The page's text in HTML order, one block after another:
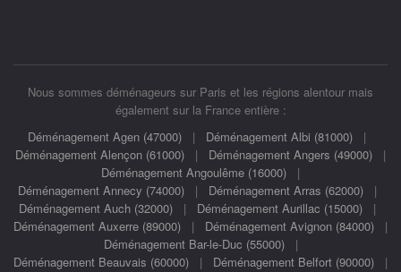
Nous sommes déménageurs sur Paris et les régions alentour mais
également sur la France entière :
Déménagement Agen (47000) | Déménagement Albi (81000) |
Déménagement Alençon (61000) | Déménagement Angers (49000) |
Déménagement Angoulême (16000) |
Déménagement Annecy (74000)| Déménagement Arras (62000)|
Déménagement Auch (32000)| Déménagement Aurillac (15000)|
Déménagement Auxerre (89000) | Déménagement Avignon (84000) |
Déménagement Bar-le-Duc (55000)|
Déménagement Beauvais (60000) | Déménagement Belfort (90000) |